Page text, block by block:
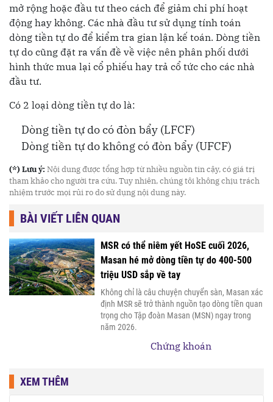
mở rộng hoặc đầu tư theo cách để giảm chi phí hoạt
động hay không. Các nhà đầu tư sử dụng tính toán
dòng tiền tự do để kiểm tra gian lận kế toán. Dòng tiền
tự do cũng đặt ra vấn đề về việc nên phân phối dưới
hình thức mua lại cổ phiếu hay trả cổ tức cho các nhà
đầu tư.
Có 2 loại dòng tiền tự do là:
Dòng tiền tự do có đòn bẩy (LFCF)
Dòng tiền tự do không có đòn bẩy (UFCF)
(*) Lưu ý: Nội dung được tổng hợp từ nhiều nguồn tin cậy, có giá trị
tham khảo cho người tra cứu. Tuy nhiên, chúng tôi không chịu trách
nhiệm trước mọi rủi ro do sử dụng nội dung này.
BÀI VIẾT LIÊN QUAN
MSR có thể niêm yết HoSE cuối 2026,
Masan hé mở dòng tiền tự do 400-500
triệu USD sắp về tay
Không chỉ là câu chuyện chuyển sàn, Masan xác
định MSR sẽ trở thành nguồn tạo dòng tiền quan
trọng cho Tập đoàn Masan (MSN) ngay trong
năm 2026.
Chứng khoán
XEM THÊM